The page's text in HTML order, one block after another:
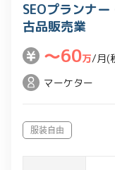
SEOプランナ
古品販売業
〜60万/月(
マーケター
服装自由